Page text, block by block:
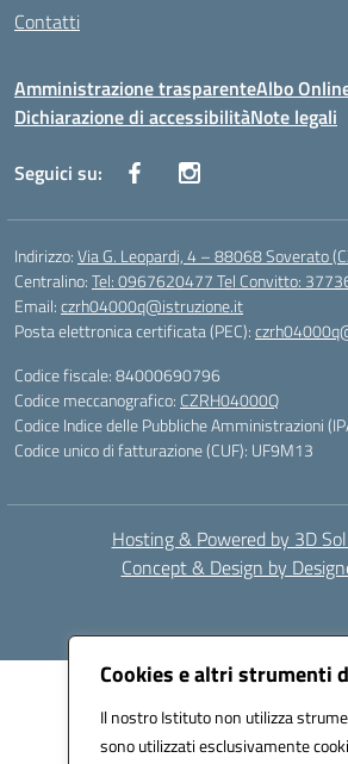
Cookies e altri strumenti
Il nostro Istituto non utilizza
sono utilizzati esclusivamente
Contatti
Amministrazione trasparenteAlbo
Dichiarazione di accessibilitàNote legali
Seguici su:
Indirizzo:Via G. Leopardi, 4 – 88068 Soverato
Centralino:Tel: 0967620477 Tel Convitto:
Email:czrh04000q@istruzione.it
Posta elettronica certificata (PEC):
Codice fiscale: 84000690796
Codice meccanografico: CZRH04000Q
Codice Indice delle Pubbliche Amministrazioni
Codice unico di fatturazione (CUF): UF9M13
Hosting & Powered by 3D
Concept & Design by